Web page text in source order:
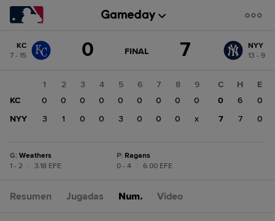
de
puntuación:
KC
7 - 15
0 JUEGO
ACTUALIZADO:
FINAL 7
NYY
13 - 9
1 2 3 4 5 6 7 8
9
KC
0 0 0 0 0 0 0 0
0
NYY
3 1 0 0 3 0 0 0 x
C H
E
0
6
0
7
7 0
G: Weathers
1 - 2
3.18 EFE
P: Ragans
0 - 4
6.00 EFE
Resumen Jugadas Num. Video